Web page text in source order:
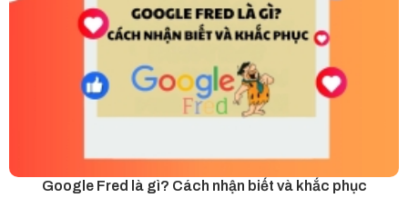
Google Fred là gì? Cách nhận biết và khắc phục